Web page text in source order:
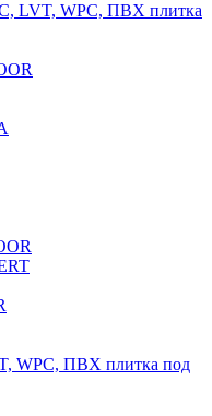
LVT, WPC, ПВХ плитка
WPC, ПВХ плитка под